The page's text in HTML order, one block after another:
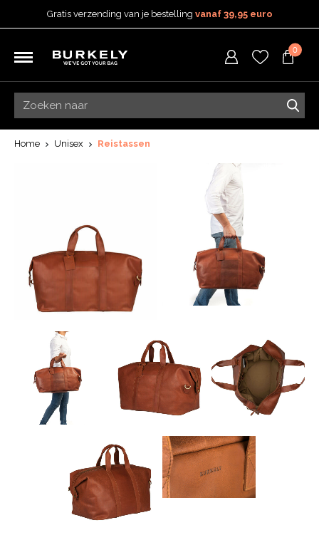
Gratis verzending van je bestelling vanaf 39,95 euro
Gratis verzending van je bestelling
5 Jaar garantie
TrustedShops
0
Home Unisex Reistassen